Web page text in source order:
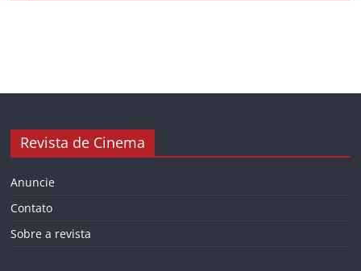
Revista de Cinema
Anuncie
Contato
Sobre a revista